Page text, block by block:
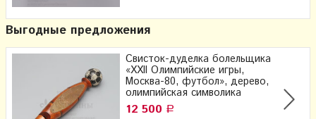
Выгодные предложения
Свисток-дуделка болельщика
«XXII Олимпийские игры,
Москва-80, футбол», дерево,
олимпийская символика
12 500 Р